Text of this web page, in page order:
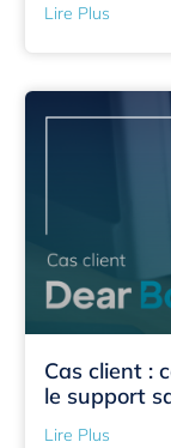
Lire Plus
Cas client :
le support
Lire Plus